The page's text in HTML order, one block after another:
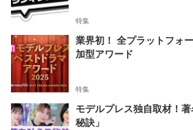
特集
業界初！ 全プラットフォ
加型アワード
特集
モデルプレス独自取材！
秘訣」